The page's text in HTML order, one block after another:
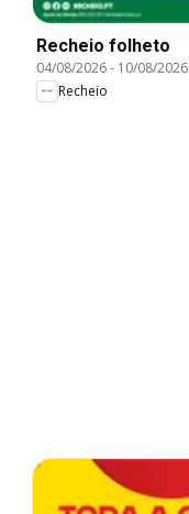
Recheio folheto
04/08/2026- 10/08/2026
Recheio